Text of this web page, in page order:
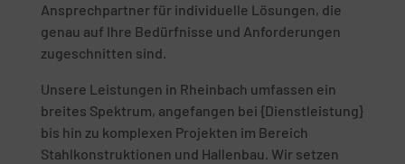
Ansprechpartner für individuelle Lösungen, die
genau auf Ihre Bedürfnisse und Anforderungen
zugeschnitten sind.
Unsere Leistungen in Rheinbach umfassen ein
breites Spektrum, angefangen bei {Dienstleistung}
bis hin zu komplexen Projekten im Bereich
Stahlkonstruktionen und Hallenbau. Wir setzen